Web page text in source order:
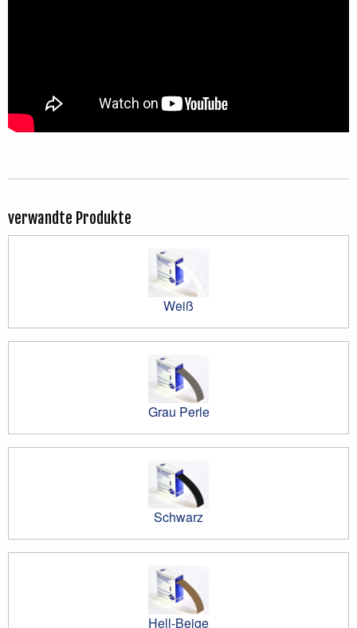
verwandte Produkte
Weiß
Grau Perle
Schwarz
Hell-Beige